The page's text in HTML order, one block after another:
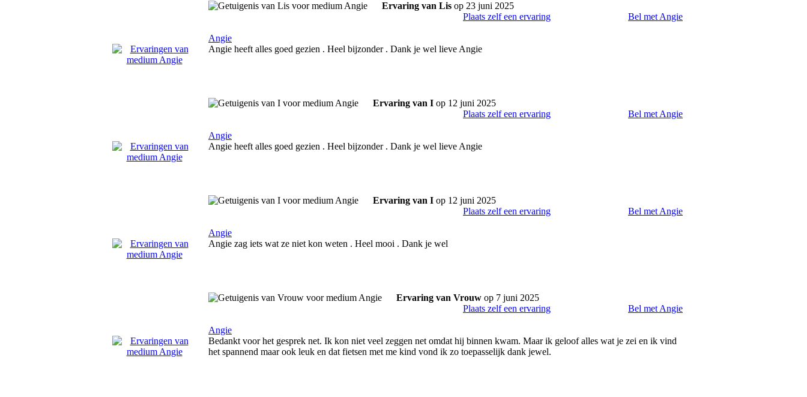
Ervaring van Lis op 23 juni 2025
Plaats zelf een ervaring
Bel met Angie
Angie
Angie heeft alles goed gezien . Heel bijzonder . Dank je wel lieve Angie
Ervaring van I op 12 juni 2025
Plaats zelf een ervaring
Bel met Angie
Angie
Angie heeft alles goed gezien . Heel bijzonder . Dank je wel lieve Angie
Ervaring van I op 12 juni 2025
Plaats zelf een ervaring
Bel met Angie
Angie
Angie zag iets wat ze niet kon weten . Heel mooi . Dank je wel
Ervaring van Vrouw op 7 juni 2025
Plaats zelf een ervaring
Bel met Angie
Angie
Bedankt voor het gesprek net. Ik kon niet veel zeggen net omdat hij binnen kwam. Maar ik geloof alles wat je zei en ik vind
het spannend maar ook leuk en dat fietsen met me kind vond ik zo toepasselijk dank jewel.